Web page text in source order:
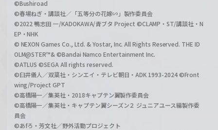
©Bushiroad
©春場ねぎ・講談社／「五等分の花嫁∽」製作委員会
©2022 鴨志田 一/KADOKAWA/青ブタ Project ©CLAMP・ST/講談社・N
EP・NHK
© NEXON Games Co., Ltd. & Yostar, Inc. All Rights Reserved. THE ID
OLM@STER™& ©Bandai Namco Entertainment Inc.
©ATLUS ©SEGA All rights reserved.
©臼井儀人／双葉社・シンエイ・テレビ朝日・ADK 1993-2024 ©Front
wing/Project GPT
©高橋陽一／集英社・2018キャプテン翼製作委員会
©高橋陽一／集英社・キャプテン翼シーズン２ ジュニアユース編製作委
員会
©あfろ・芳文社／野外活動プロジェクト